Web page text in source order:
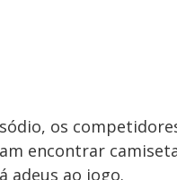
os
encontrar
adeus ao jogo.